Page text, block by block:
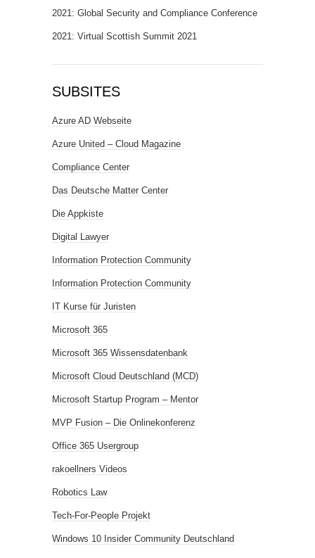
2021: Global Security and Compliance Conference
2021: Virtual Scottish Summit 2021
SUBSITES
Azure AD Webseite
Azure United – Cloud Magazine
Compliance Center
Das Deutsche Matter Center
Die Appkiste
Digital Lawyer
Information Protection Community
Information Protection Community
IT Kurse für Juristen
Microsoft 365
Microsoft 365 Wissensdatenbank
Microsoft Cloud Deutschland (MCD)
Microsoft Startup Program – Mentor
MVP Fusion – Die Onlinekonferenz
Office 365 Usergroup
rakoellners Videos
Robotics Law
Tech-For-People Projekt
Windows 10 Insider Community Deutschland